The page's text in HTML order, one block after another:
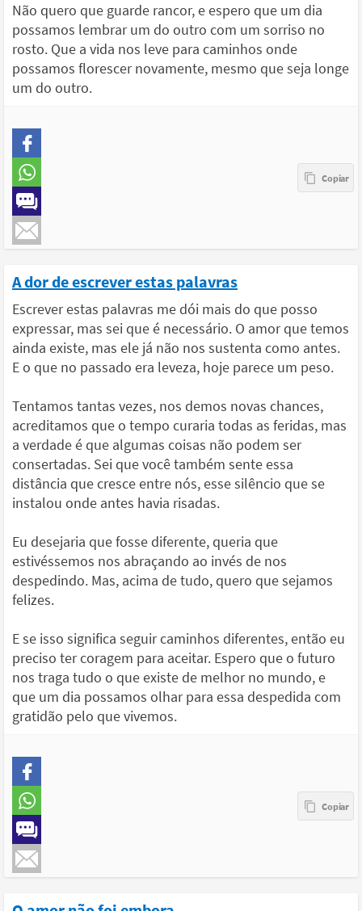
Não quero que guarde rancor, e espero que um dia
possamos lembrar um do outro com um sorriso no
rosto. Que a vida nos leve para caminhos onde
possamos florescer novamente, mesmo que seja longe
um do outro.
A dor de escrever estas palavras
Escrever estas palavras me dói mais do que posso
expressar, mas sei que é necessário. O amor que temos
ainda existe, mas ele já não nos sustenta como antes.
E o que no passado era leveza, hoje parece um peso.
Tentamos tantas vezes, nos demos novas chances,
acreditamos que o tempo curaria todas as feridas, mas
a verdade é que algumas coisas não podem ser
consertadas. Sei que você também sente essa
distância que cresce entre nós, esse silêncio que se
instalou onde antes havia risadas.
Eu desejaria que fosse diferente, queria que
estivéssemos nos abraçando ao invés de nos
despedindo. Mas, acima de tudo, quero que sejamos
felizes.
E se isso significa seguir caminhos diferentes, então eu
preciso ter coragem para aceitar. Espero que o futuro
nos traga tudo o que existe de melhor no mundo, e
que um dia possamos olhar para essa despedida com
gratidão pelo que vivemos.